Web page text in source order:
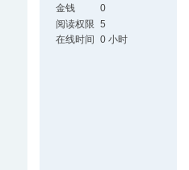
金钱
0
阅读权限 5
在线时间 0 小时